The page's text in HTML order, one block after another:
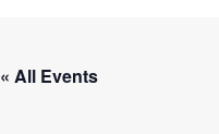
« All Events